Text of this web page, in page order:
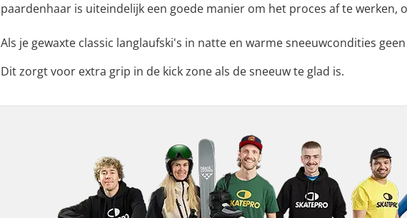
paardenhaar is uiteindelijk een goede manier om het proces af te werken,
Als je gewaxte classic langlaufski's in natte en warme sneeuwcondities
Dit zorgt voor extra grip in de kick zone als de sneeuw te glad is.